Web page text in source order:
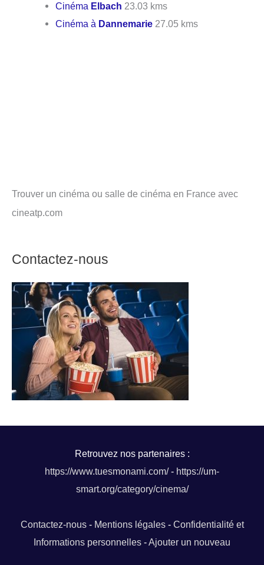
Cinéma Elbach 23.03 kms
Cinéma à Dannemarie 27.05 kms
Trouver un cinéma ou salle de cinéma en France avec
cineatp.com
Contactez-nous
Retrouvez nos partenaires :
https://www.tuesmonami.com/- https://um-
smart.org/category/cinema/
Contactez-nous- Mentions légales- Confidentialité et
Informations personnelles -Ajouter un nouveau